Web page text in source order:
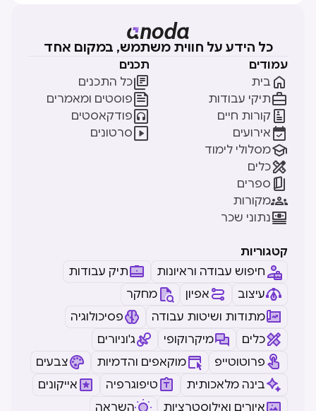
כל הידע על חווית משתמש, במקום אחד
עמודים
בית 
תיקי עבודות
קורות חיים 
אירועים 
מסלולי לימוד
כלים
ספרים 
מקורות
נתוני שכר
תכנים
כל התכנים
פוסטים ומאמרים
פודקאסטים
סרטונים
קטגוריות
חיפוש עבודה וראיונות
תיק עבודות
עיצוב
אפיון
מחקר
מתודות ושיטות עבודה
פסיכולוגיה
כלים
מיקרוקופי
ג'וניורים
פרוטוטייפ
מוקאפים והדמיות
צבעים
בינה מלאכותית
טיפוגרפיה
אייקונים
איורים ואילוסטרציות
השראה